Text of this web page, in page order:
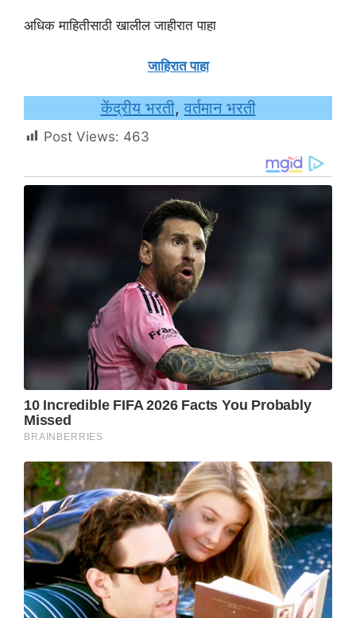
अधिक माहितीसाठी खालील जाहीरात पाहा
जाहिरात पाहा
केंद्रीय भरती, वर्तमान भरती
Post Views: 463